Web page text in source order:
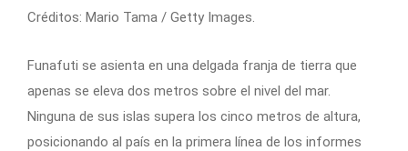
Créditos: Mario Tama / Getty Images.
Funafuti se asienta en una delgada franja de tierra que
apenas se eleva dos metros sobre el nivel del mar.
Ninguna de sus islas supera los cinco metros de altura,
posicionando al país en la primera línea de los informes